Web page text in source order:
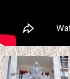
hai vật liệu tự
trúc. ...
Xem thêm >>